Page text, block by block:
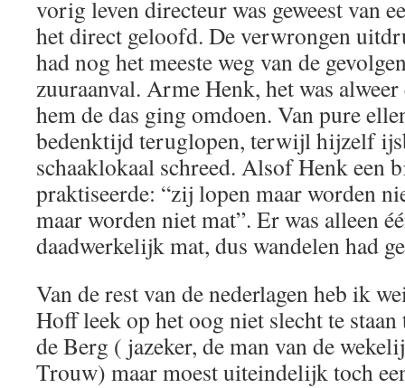
vorig leven directeur was geweest van
het direct geloofd. De verwrongen
had nog het meeste weg van de
zuuraanval. Arme Henk, het was
hem de das ging omdoen. Van pure
bedenktijd teruglopen, terwijl hijzelf
schaaklokaal schreed. Alsof Henk een
praktiseerde: “zij lopen maar worden
maar worden niet mat”. Er was alleen
daadwerkelijk mat, dus wandelen had
Van de rest van de nederlagen heb ik
Hoff leek op het oog niet slecht te staan
de Berg ( jazeker, de man van de
Trouw) maar moest uiteindelijk toch